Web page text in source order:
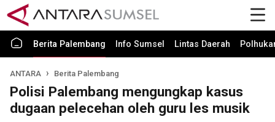
Berita Palembang Info Sumsel Lintas Daerah
ANTARA Berita Palembang
Polisi Palembang mengungkap kasus
dugaan pelecehan oleh guru les musik